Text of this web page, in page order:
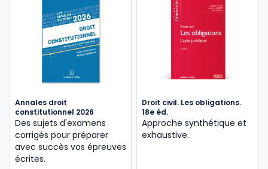
Annales droit
constitutionnel 2026
Des sujets d'examens
corrigés pour préparer
avec succès vos épreuves
écrites.​
Droit civil. Les obligations.
18e éd.
Approche synthétique et
exhaustive.